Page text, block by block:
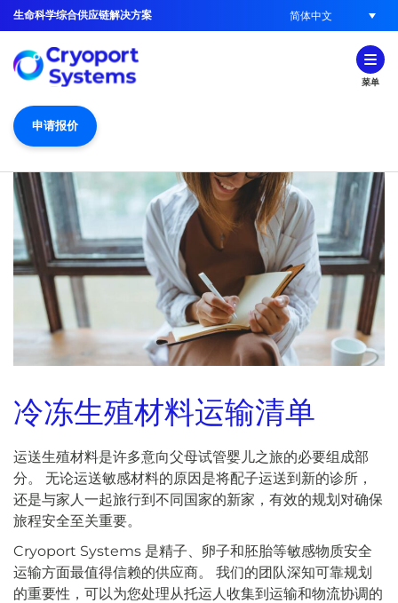
生命科学综合供应链解决方案 简体中文
菜单
申请报价
冷冻生殖材料运输清单
运送生殖材料是许多意向父母试管婴儿之旅的必要组成部
分。 无论运送敏感材料的原因是将配子运送到新的诊所，
还是与家人一起旅行到不同国家的新家，有效的规划对确保
旅程安全至关重要。
Cryoport Systems 是精子、卵子和胚胎等敏感物质安全
运输方面最值得信赖的供应商。 我们的团队深知可靠规划
的重要性，可以为您处理从托运人收集到运输和物流协调的